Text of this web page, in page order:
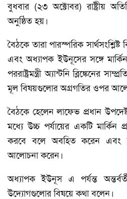
বুধবার (২৩ অক্টোবর) রাষ্ট্রীয়
অনুষ্ঠিত হয়।
বৈঠকে তারা পারস্পরিক
এবং অধ্যাপক ইউনূসের সঙ্গে
পররাষ্ট্রমন্ত্রী অ্যান্টনি ব্লিঙ্কেনের
মূল বিষয়গুলোর অগ্রগতির ওপর
বৈঠকে হেলেন লাফেভ প্রধান
মধ্যে উচ্চ পর্যায়ের একটি মার্কিন
করবে বলে অবহিত করেন এবং
আলোচনা করেন।
অধ্যাপক ইউনূস এ পর্যন্ত
উদ্যোগগুলোর বিষয়ে কথা বলেন।